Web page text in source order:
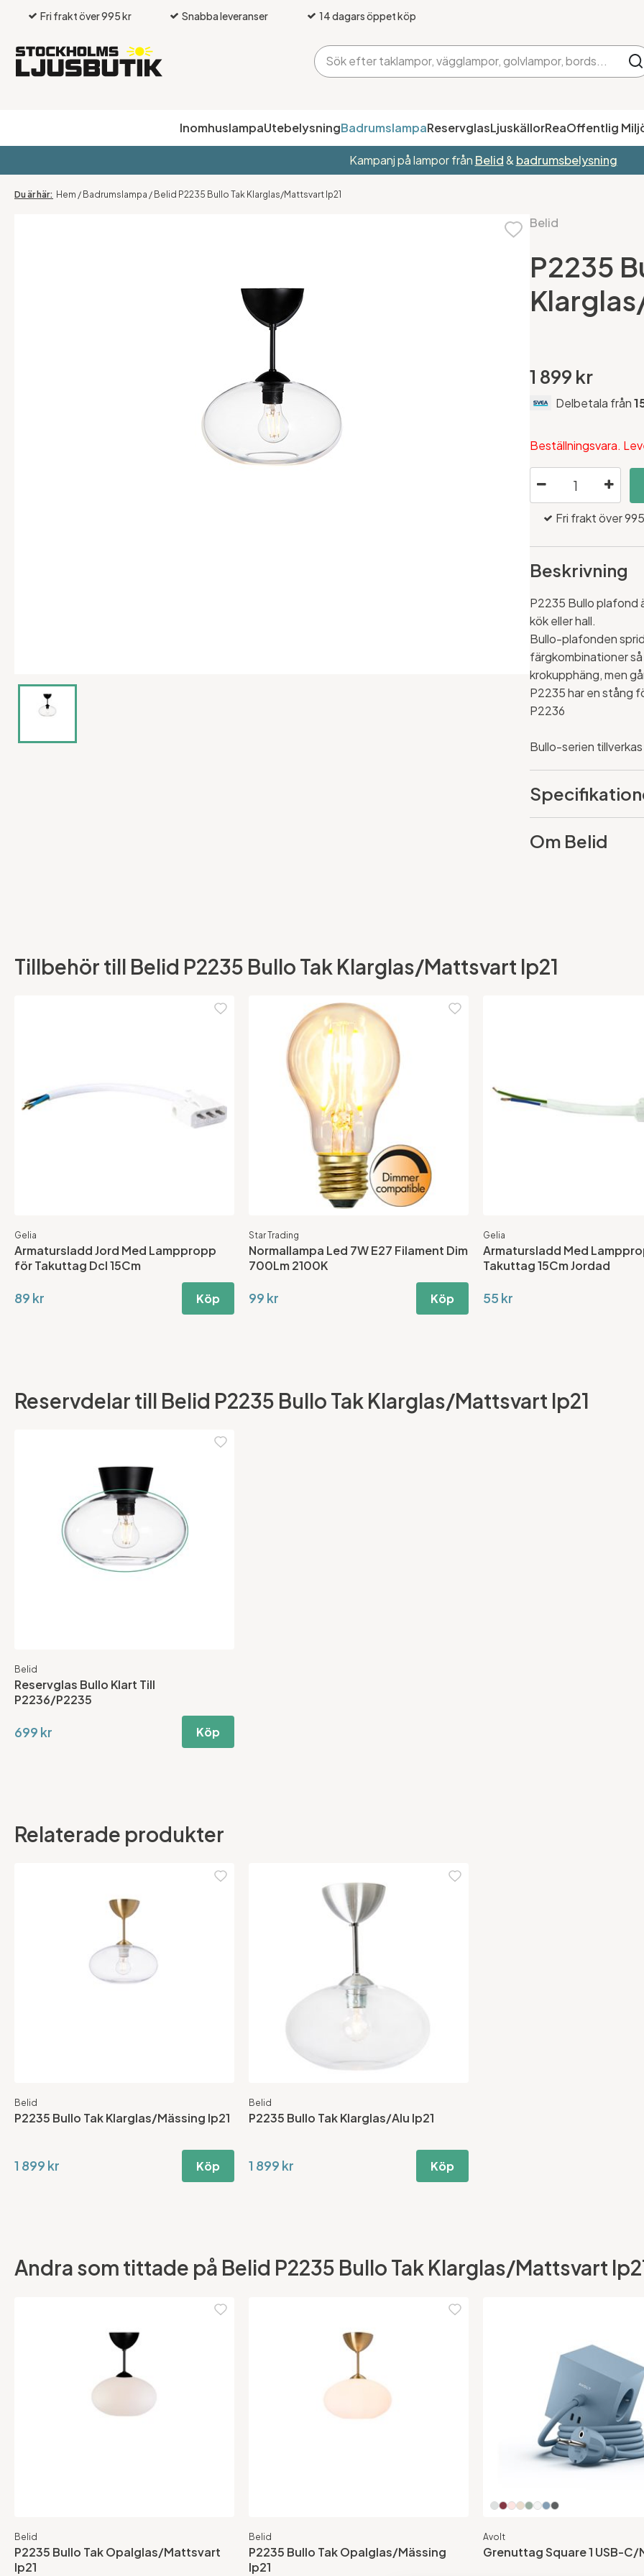
Fri frakt över 995 kr Snabba leveranser 14 dagars öppet köp
InomhuslampaUtebelysningBadrumslampaReservglasLjuskällorReaOffentlig
Kampanj på lampor från Belid& badrumsbelysning
Hem / Badrumslampa / Belid P2235 Bullo Tak Klarglas/Mattsvart Ip21
Belid
P2235
1 899 kr
Delbetala från
Beställningsvara.
Fri frakt över
Beskrivning
P2235 Bullo plafond
kök eller hall.
Bullo-plafonden
färgkombinationer
krokupphäng, men
P2235 har en stång
P2236
Bullo-serien
Om Belid
Tillbehör till Belid P2235 Bullo Tak Klarglas/Mattsvart Ip21
Gelia
Armatursladd Jord Med Lamppropp
för Takuttag Dcl 15Cm
89 kr Köp
Star Trading
Normallampa Led 7W E27 Filament Dim
700Lm 2100K
99 kr Köp
Gelia
Armatursladd Med
Takuttag 15Cm Jordad
55 kr
Reservdelar till Belid P2235 Bullo Tak Klarglas/Mattsvart Ip21
Belid
Reservglas Bullo Klart Till
P2236/P2235
699 kr Köp
Relaterade produkter
Belid
P2235 Bullo Tak Klarglas/Mässing Ip21
1 899 kr Köp
Belid
P2235 Bullo Tak Klarglas/Alu Ip21
1 899 kr Köp
Andra som tittade på Belid P2235 Bullo Tak Klarglas/Mattsvart
Belid
P2235 Bullo Tak Opalglas/Mattsvart
Ip21
Belid
P2235 Bullo Tak Opalglas/Mässing
Ip21
Avolt
Grenuttag Square 1 USB-